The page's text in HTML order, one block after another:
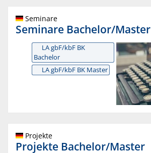
Seminare
Seminare Bachelor/Master
LA gbF/kbF BK
Bachelor
LA gbF/kbF BK Master
Projekte
Projekte Bachelor/Master